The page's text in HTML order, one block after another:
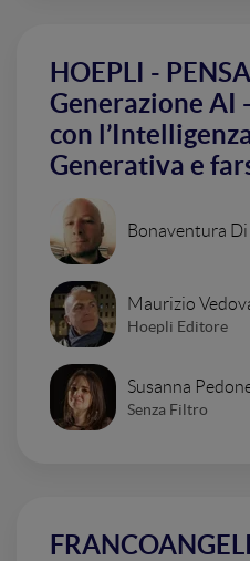
HOEPLI -
Generazione AI
con
Generativa e
Bonaventura
Maurizio
Hoepli Editore
Susanna
Senza Filtro